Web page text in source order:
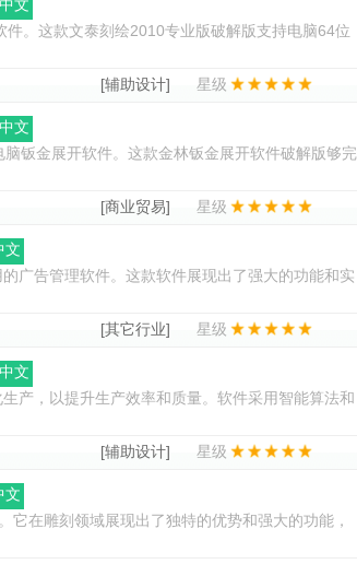
中文
。这款文泰刻绘2010专业版破解版支持电脑64位
[辅助设计] 星级
中文
金展开软件。这款金林钣金展开软件破解版够完
[商业贸易] 星级
文
告管理软件。这款软件展现出了强大的功能和实
[其它行业] 星级
中文
，以提升生产效率和质量。软件采用智能算法和
[辅助设计] 星级
文
在雕刻领域展现出了独特的优势和强大的功能，